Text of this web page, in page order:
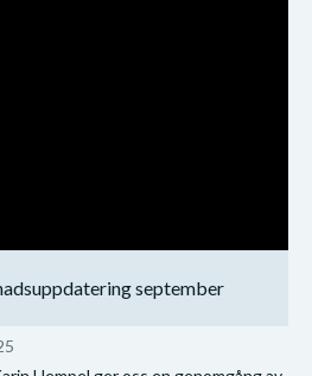
september